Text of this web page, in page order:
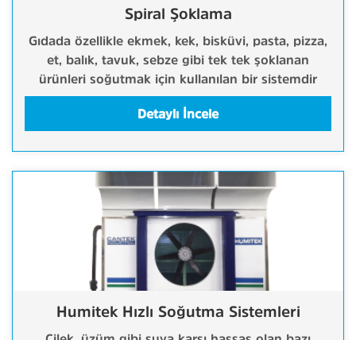
Spiral Şoklama
Gıdada özellikle ekmek, kek, bisküvi, pasta, pizza,
et, balık, tavuk, sebze gibi tek tek şoklanan
ürünleri soğutmak için kullanılan bir sistemdir
Detaylı İncele
Humitek Hızlı Soğutma Sistemleri